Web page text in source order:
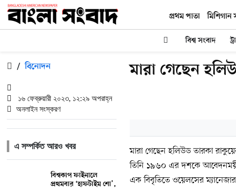
প্রথম পাতা মিশিগান
বিশ্ব সংবাদ
/ বিনোদন
১৬ ফেব্রুয়ারী ২০২৩, ১২:২৯ অপরাহ্ন
অনলাইন সংস্করণ
এ সম্পর্কিত আরও খবর
বিশ্বকাপ ফাইনালে
প্রথমবার ‘হাফটাইম শো’,
মারা গেছেন
মারা গেছেন হলিউড তারকা
তিনি ১৯৬০ এর দশকে আবেদনময়ী
এক বিবৃতিতে ওয়েলসের